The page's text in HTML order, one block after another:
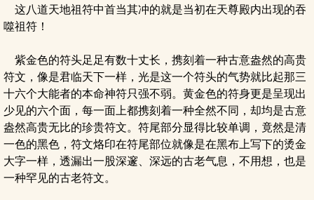
这八道天地祖符中首当其冲的就是当初在天尊殿内出现的吞
噬祖符！
紫金色的符头足足有数十丈长，携刻着一种古意盎然的高贵
符文，像是君临天下一样，光是这一个符头的气势就比起那三
十六个大能者的本命神符只强不弱。黄金色的符身更是呈现出
少见的六个面，每一面上都携刻着一种全然不同，却均是古意
盎然高贵无比的珍贵符文。符尾部分显得比较单调，竟然是清
一色的黑色，符文烙印在符尾部位就像是在黑布上写下的烫金
大字一样，透漏出一股深邃、深远的古老气息，不用想，也是
一种罕见的古老符文。